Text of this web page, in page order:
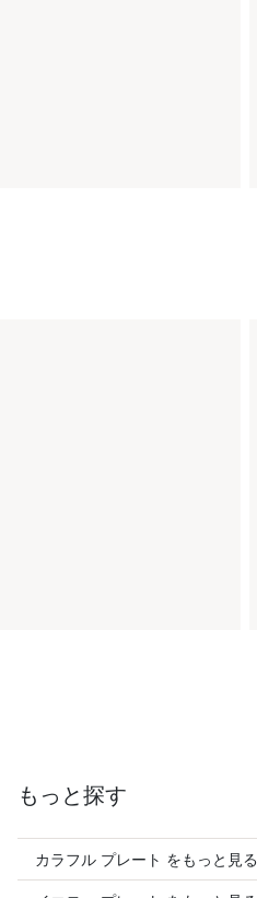
もっと探す
カラフル プレート をもっと見る